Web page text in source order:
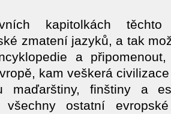
kapitolkách těchto
zmatení jazyků, a tak
a
kam veškerá
maďarštiny, finštiny a
všechny ostatní